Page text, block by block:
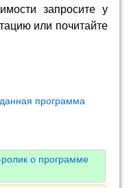
запросите у
или почитайте
программа
о программе